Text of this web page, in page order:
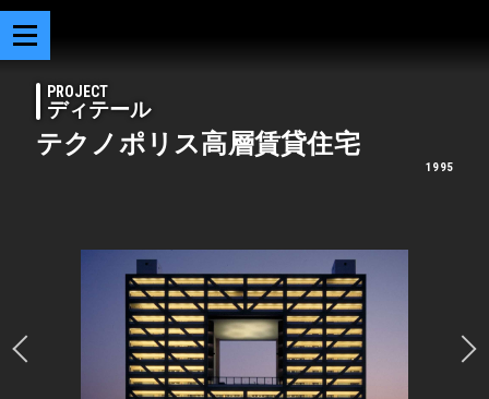
PROJECT
ディテール
テクノポリス高層賃貸住宅
1995